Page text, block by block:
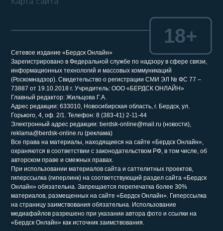
Сетевое издание «Бердск Онлайн»
Зарегистрировано в Федеральной службе по надзору в сфере связи,
информационных технологий и массовых коммуникаций
(Роскомнадзор). Свидетельство о регистрации СМИ ЭЛ № ФС 77 –
73887 от 19.10.2018 г. Учредитель: ООО «БЕРДСК ОНЛАЙН»
Главный редактор: Жильцова Г.А.
Адрес редакции: 633010, Новосибирская область, г. Бердск, ул.
Горького, 4, оф. 2/1. Телефон: 8 (383-41) 2-11-44
Электронный адрес редакции: berdsk-online@mail.ru (новости),
reklama@berdsk-online.ru (реклама)
Все права на материалы, находящиеся на сайте «Бердск Онлайн»,
охраняются в соответствии с законодательством РФ, в том числе, об
авторском праве и смежных правах.
При использовании материалов сайта и саттелитных проектов,
гиперссылка (гиперлинк) на соответствующий раздел сайта «Бердск
Онлайн» обязательна. Запрещается перепечатка более 30%
материалов, размещенных на сайте «Бердск Онлайн». Гиперссылка
на страницу заимствования обязательна. Использование
медиафайлов разрешено при указании автора фото и ссылки на
«Бердск Онлайн» как источник заимствования.
18+